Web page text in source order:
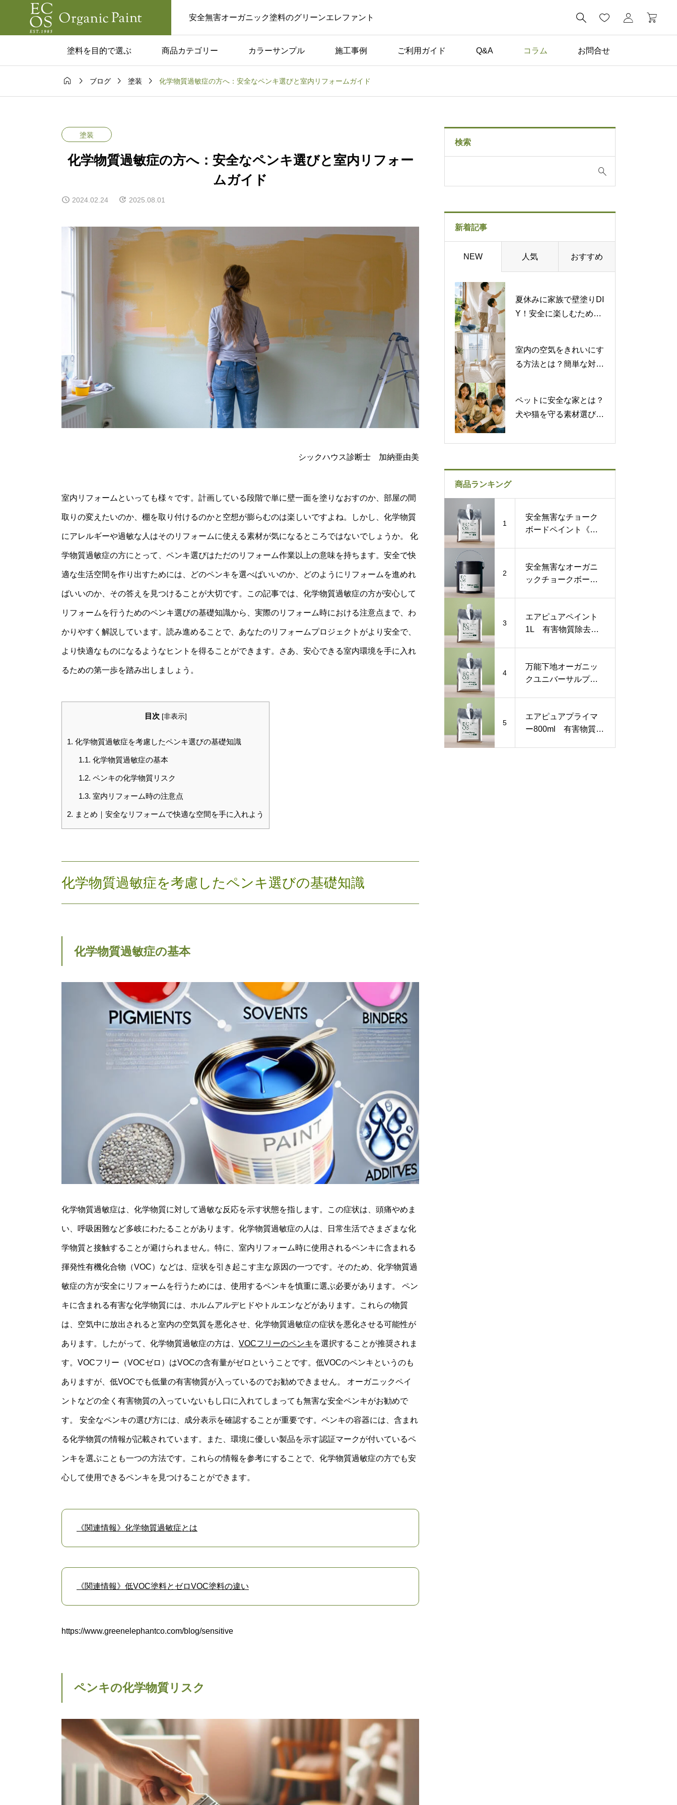
安全無害オーガニック塗料のグリーンエレファント 
塗料を目的で選ぶ 商品カテゴリー カラーサンプル 施工事例 ご利用ガイド Q&A コラム お問合せ
一覧 コラム一覧 コラム一覧 コラム一覧
  ブログ  塗装  化学物質過敏症の方へ：安全なペンキ選びと室内リフォームガイド
塗装
化学物質過敏症の方へ：安全なペンキ選びと室内リフォー
ムガイド
2024.02.24 2025.08.01
シックハウス診断士 加納亜由美
室内リフォームといっても様々です。計画している段階で単に壁一面を塗りなおすのか、部屋の間
取りの変えたいのか、棚を取り付けるのかと空想が膨らむのは楽しいですよね。しかし、化学物質
にアレルギーや過敏な人はそのリフォームに使える素材が気になるところではないでしょうか。 化
学物質過敏症の方にとって、ペンキ選びはただのリフォーム作業以上の意味を持ちます。安全で快
適な生活空間を作り出すためには、どのペンキを選べばいいのか、どのようにリフォームを進めれ
ばいいのか、その答えを見つけることが大切です。この記事では、化学物質過敏症の方が安心して
リフォームを行うためのペンキ選びの基礎知識から、実際のリフォーム時における注意点まで、わ
かりやすく解説しています。読み進めることで、あなたのリフォームプロジェクトがより安全で、
より快適なものになるようなヒントを得ることができます。さあ、安心できる室内環境を手に入れ
るための第一歩を踏み出しましょう。
目次 [非表示]
1. 化学物質過敏症を考慮したペンキ選びの基礎知識
1.1. 化学物質過敏症の基本
1.2. ペンキの化学物質リスク
1.3. 室内リフォーム時の注意点
2. まとめ｜安全なリフォームで快適な空間を手に入れよう
化学物質過敏症を考慮したペンキ選びの基礎知識
化学物質過敏症の基本
化学物質過敏症は、化学物質に対して過敏な反応を示す状態を指します。この症状は、頭痛やめま
い、呼吸困難など多岐にわたることがあります。化学物質過敏症の人は、日常生活でさまざまな化
学物質と接触することが避けられません。特に、室内リフォーム時に使用されるペンキに含まれる
揮発性有機化合物（VOC）などは、症状を引き起こす主な原因の一つです。そのため、化学物質過
敏症の方が安全にリフォームを行うためには、使用するペンキを慎重に選ぶ必要があります。 ペン
キに含まれる有害な化学物質には、ホルムアルデヒドやトルエンなどがあります。これらの物質
は、空気中に放出されると室内の空気質を悪化させ、化学物質過敏症の症状を悪化させる可能性が
あります。したがって、化学物質過敏症の方は、 VOCフリーのペンキ を選択することが推奨されま
す。VOCフリー（VOCゼロ）はVOCの含有量がゼロということです。低VOCのペンキというのも
ありますが、低VOCでも低量の有害物質が入っているのでお勧めできません。 オーガニックペイ
ントなどの全く有害物質の入っていないもし口に入れてしまっても無害な安全ペンキがお勧めで
す。 安全なペンキの選び方には、成分表示を確認することが重要です。ペンキの容器には、含まれ
る化学物質の情報が記載されています。また、環境に優しい製品を示す認証マークが付いているペ
ンキを選ぶことも一つの方法です。これらの情報を参考にすることで、化学物質過敏症の方でも安
心して使用できるペンキを見つけることができます。
《関連情報》化学物質過敏症とは
《関連情報》低VOC塗料とゼロVOC塗料の違い
https://www.greenelephantco.com/blog/sensitive
ペンキの化学物質リスク
検索
新着記事
NEW 人気 おすすめ
夏休みに家族で壁塗りDI
Y！安全に楽しむための
室内の空気をきれいにす
る方法とは？簡単な対策
ペットに安全な家とは？
犬や猫を守る素材選びと
商品ランキング
1
安全無害なチョーク
ボードペイント《黒
2
安全無害なオーガニ
ックチョークボード
3
エアピュアペイント
1L 有害物質除去す
4
万能下地オーガニッ
クユニバーサルプラ
5
エアピュアプライマ
ー800ml 有害物質を